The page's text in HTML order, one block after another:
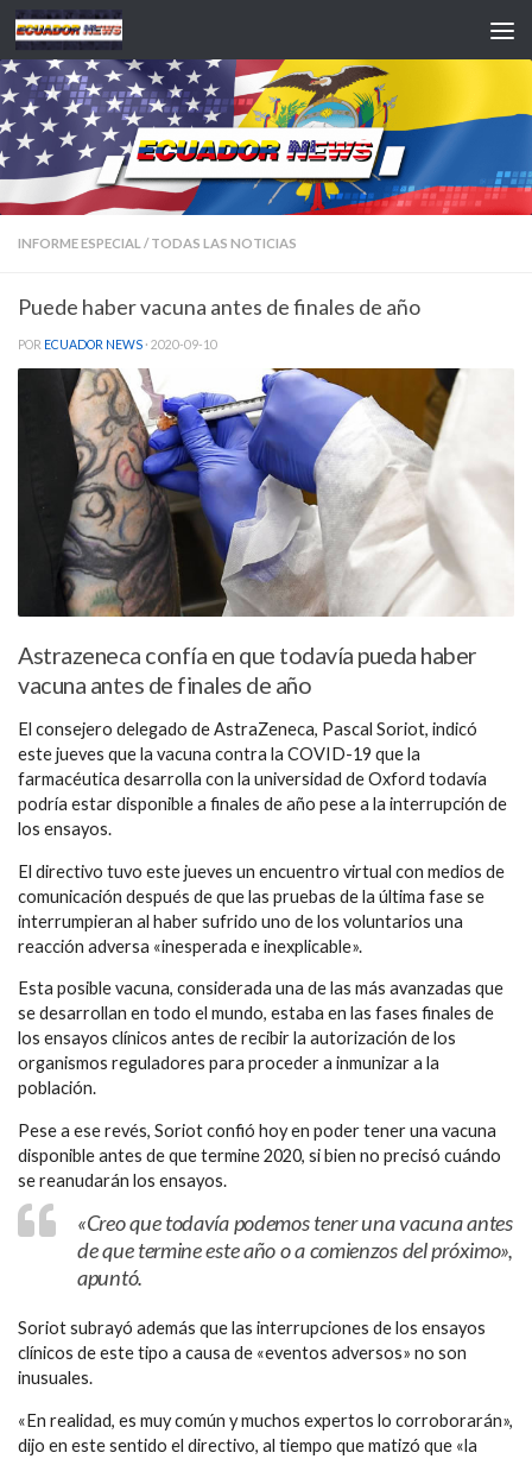
Saltar al contenido
INFORME ESPECIAL / TODAS LAS NOTICIAS
Puede haber vacuna antes de finales de año
POR ECUADOR NEWS · 2020-09-10
Astrazeneca confía en que todavía pueda haber
vacuna antes de finales de año
El consejero delegado de AstraZeneca, Pascal Soriot, indicó
este jueves que la vacuna contra la COVID-19 que la
farmacéutica desarrolla con la universidad de Oxford todavía
podría estar disponible a finales de año pese a la interrupción de
los ensayos.
El directivo tuvo este jueves un encuentro virtual con medios de
comunicación después de que las pruebas de la última fase se
interrumpieran al haber sufrido uno de los voluntarios una
reacción adversa «inesperada e inexplicable».
Esta posible vacuna, considerada una de las más avanzadas que
se desarrollan en todo el mundo, estaba en las fases finales de
los ensayos clínicos antes de recibir la autorización de los
organismos reguladores para proceder a inmunizar a la
población.
Pese a ese revés, Soriot confió hoy en poder tener una vacuna
disponible antes de que termine 2020, si bien no precisó cuándo
se reanudarán los ensayos.
«Creo que todavía podemos tener una vacuna antes
de que termine este año o a comienzos del próximo»,
apuntó.
Soriot subrayó además que las interrupciones de los ensayos
clínicos de este tipo a causa de «eventos adversos» no son
inusuales.
«En realidad, es muy común y muchos expertos lo corroborarán»,
dijo en este sentido el directivo, al tiempo que matizó que «la